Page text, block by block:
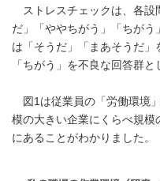
ストレスチェックは、各設
だ」「ややちがう」「ちが
は「そうだ」「まあそうだ」
「ちがう」を不良な回答群と
図1は従業員の「労働環境
模の大きい企業にくらべ規模
にあることがわかりました。